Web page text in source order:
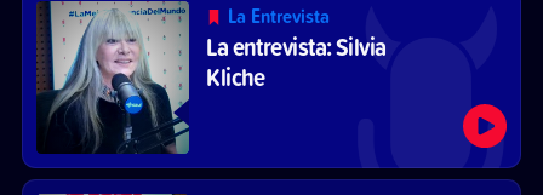
La Entrevista
La entrevista: Silvia
Kliche